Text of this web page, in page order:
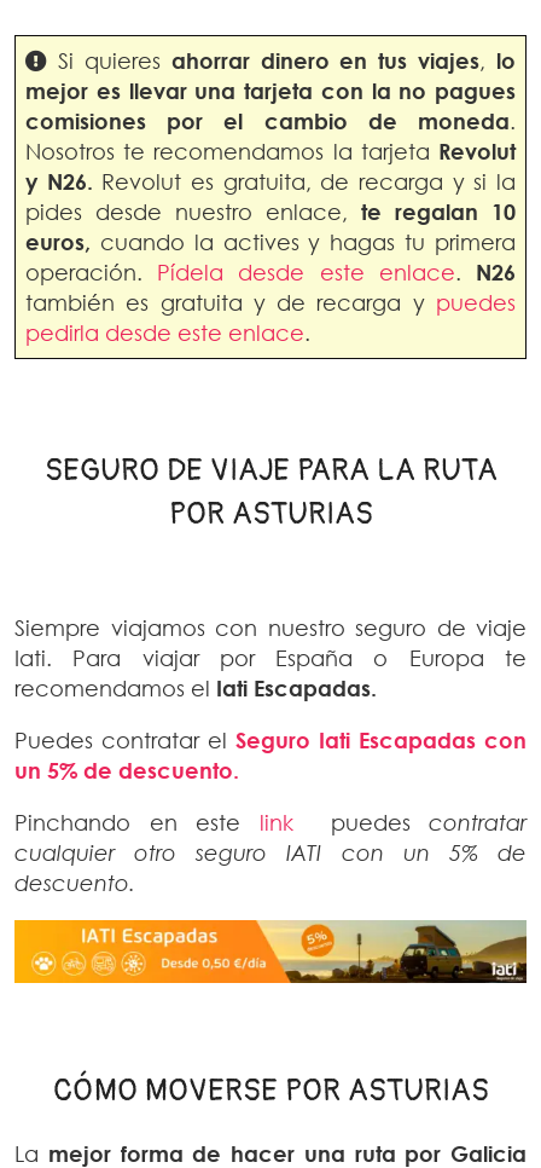
Si quieres ahorrar dinero entus viajes, lo
mejor es llevar una tarjeta con la no pagues
comisiones por el cambio de moneda.
Nosotros te recomendamos la tarjeta Revolut
y N26. Revolut es gratuita, de recarga y si la
pides desde nuestro enlace, te regalan 10
euros, cuando la actives y hagas tu primera
operación. Pídela desde este enlace. N26
también es gratuita y de recarga ypuedes
pedirla desde este enlace.
SEGURO DE VIAJE PARA LA RUTA
POR ASTURIAS
Siempre viajamos con nuestro seguro de viaje
Iati. Para viajar por España o Europa te
recomendamos el Iati Escapadas.
Puedes contratar el Seguro Iati Escapadas con
un 5% de descuento.
Pinchando en este link puedes contratar
cualquier otro seguro IATI con un 5% de
descuento.
CÓMO MOVERSE POR ASTURIAS
La mejor forma de hacer una ruta por Galicia